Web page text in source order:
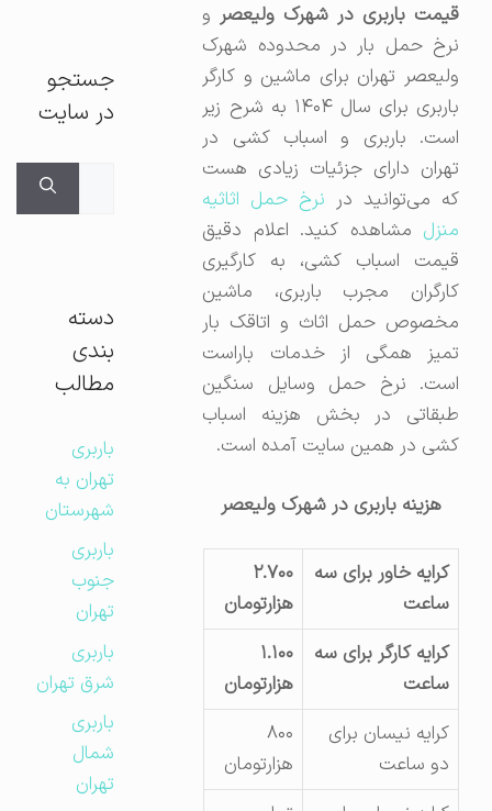
قیمت باربری در شهرک ولیعصرو
نرخ حمل بار در محدوده شهرک
ولیعصر تهران برای ماشین و کارگر
باربری برای سال ۱۴۰۴ به شرح زیر
است. باربری و اسباب کشی در
تهران دارای جزئیات زیادی هست
که می‌توانید در نرخ حمل اثاثیه
منزلمشاهده کنید. اعلام دقیق
قیمت اسباب کشی، به کارگیری
کارگران مجرب باربری، ماشین
مخصوص حمل اثاث و اتاقک بار
تمیز همگی از خدمات باراست
است. نرخ حمل وسایل سنگین
طبقاتی در بخش هزینه اسباب
کشی در همین سایت آمده است.
هزینه باربری در شهرک ولیعصر
کرایه خاور برای سه
ساعت
۲.۷۰۰
هزارتومان
کرایه کارگر برای سه
ساعت
۱.۱۰۰
هزارتومان
کرایه نیسان برای
دو ساعت
هزارتومان
جستجو
در سایت
دسته
بندی
مطالب
باربری
تهران به
شهرستان
باربری
جنوب
تهران
باربری
شرق تهران
باربری
شمال
تهران